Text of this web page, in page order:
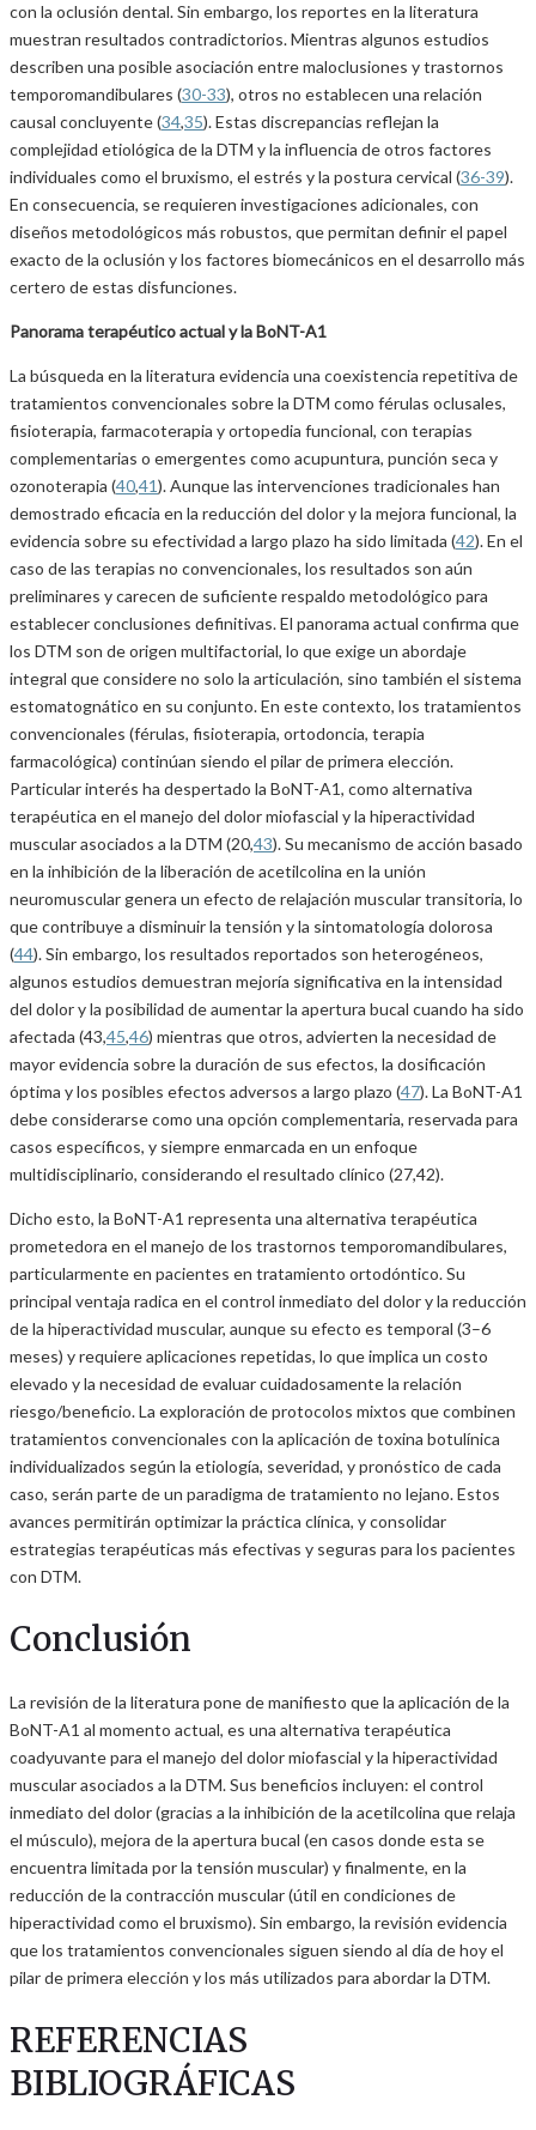
con la oclusión dental. Sin embargo, los reportes en la literatura
muestran resultados contradictorios. Mientras algunos estudios
describen una posible asociación entre maloclusiones y trastornos
temporomandibulares (30-33), otros no establecen una relación
causal concluyente (34,35). Estas discrepancias reflejan la
complejidad etiológica de la DTM y la influencia de otros factores
individuales como el bruxismo, el estrés y la postura cervical (36-39).
En consecuencia, se requieren investigaciones adicionales, con
diseños metodológicos más robustos, que permitan definir el papel
exacto de la oclusión y los factores biomecánicos en el desarrollo más
certero de estas disfunciones.
Panorama terapéutico actual y la BoNT-A1
La búsqueda en la literatura evidencia una coexistencia repetitiva de
tratamientos convencionales sobre la DTM como férulas oclusales,
fisioterapia, farmacoterapia y ortopedia funcional, con terapias
complementarias o emergentes como acupuntura, punción seca y
ozonoterapia (40,41). Aunque las intervenciones tradicionales han
demostrado eficacia en la reducción del dolor y la mejora funcional, la
evidencia sobre su efectividad a largo plazo ha sido limitada (42). En el
caso de las terapias no convencionales, los resultados son aún
preliminares y carecen de suficiente respaldo metodológico para
establecer conclusiones definitivas. El panorama actual confirma que
los DTM son de origen multifactorial, lo que exige un abordaje
integral que considere no solo la articulación, sino también el sistema
estomatognático en su conjunto. En este contexto, los tratamientos
convencionales (férulas, fisioterapia, ortodoncia, terapia
farmacológica) continúan siendo el pilar de primera elección.
Particular interés ha despertado la BoNT-A1, como alternativa
terapéutica en el manejo del dolor miofascial y la hiperactividad
muscular asociados a la DTM (20,43). Su mecanismo de acción basado
en la inhibición de la liberación de acetilcolina en la unión
neuromuscular genera un efecto de relajación muscular transitoria, lo
que contribuye a disminuir la tensión y la sintomatología dolorosa
(44). Sin embargo, los resultados reportados son heterogéneos,
algunos estudios demuestran mejoría significativa en la intensidad
del dolor y la posibilidad de aumentar la apertura bucal cuando ha sido
afectada (43,45,46) mientras que otros, advierten la necesidad de
mayor evidencia sobre la duración de sus efectos, la dosificación
óptima y los posibles efectos adversos a largo plazo (47). La BoNT-A1
debe considerarse como una opción complementaria, reservada para
casos específicos, y siempre enmarcada en un enfoque
multidisciplinario, considerando el resultado clínico (27,42).
Dicho esto, la BoNT-A1 representa una alternativa terapéutica
prometedora en el manejo de los trastornos temporomandibulares,
particularmente en pacientes en tratamiento ortodóntico. Su
principal ventaja radica en el control inmediato del dolor y la reducción
de la hiperactividad muscular, aunque su efecto es temporal (3–6
meses) y requiere aplicaciones repetidas, lo que implica un costo
elevado y la necesidad de evaluar cuidadosamente la relación
riesgo/beneficio. La exploración de protocolos mixtos que combinen
tratamientos convencionales con la aplicación de toxina botulínica
individualizados según la etiología, severidad, y pronóstico de cada
caso, serán parte de un paradigma de tratamiento no lejano. Estos
avances permitirán optimizar la práctica clínica, y consolidar
estrategias terapéuticas más efectivas y seguras para los pacientes
con DTM.
Conclusión
La revisión de la literatura pone de manifiesto que la aplicación de la
BoNT-A1 al momento actual, es una alternativa terapéutica
coadyuvante para el manejo del dolor miofascial y la hiperactividad
muscular asociados a la DTM. Sus beneficios incluyen: el control
inmediato del dolor (gracias a la inhibición de la acetilcolina que relaja
el músculo), mejora de la apertura bucal (en casos donde esta se
encuentra limitada por la tensión muscular) y finalmente, en la
reducción de la contracción muscular (útil en condiciones de
hiperactividad como el bruxismo). Sin embargo, la revisión evidencia
que los tratamientos convencionales siguen siendo al día de hoy el
pilar de primera elección y los más utilizados para abordar la DTM.
REFERENCIAS
BIBLIOGRÁFICAS